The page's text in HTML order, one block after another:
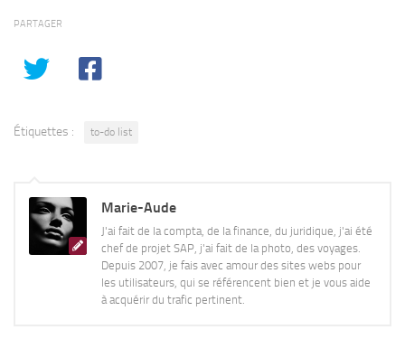
PARTAGER
Étiquettes : to-do list
Marie-Aude
J'ai fait de la compta, de la finance, du juridique, j'ai été
chef de projet SAP, j'ai fait de la photo, des voyages.
Depuis 2007, je fais avec amour des sites webs pour
les utilisateurs, qui se référencent bien et je vous aide
à acquérir du trafic pertinent.